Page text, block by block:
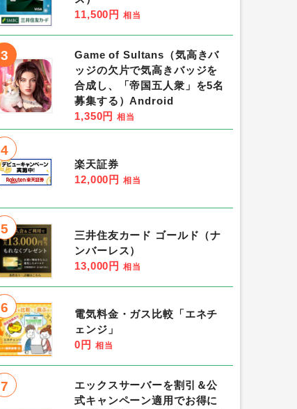
11,500円 相当
3
Game of Sultans（気高きバ
ッジの欠片で気高きバッジを
合成し、「帝国五人衆」を5名
募集する）Android
1,350円 相当
4
楽天証券
12,000円 相当
5
三井住友カード ゴールド（ナ
ンバーレス）
13,000円 相当
6
電気料金・ガス比較「エネチ
ェンジ」
0円 相当
7
エックスサーバーを割引＆公
式キャンペーン適用でお得に